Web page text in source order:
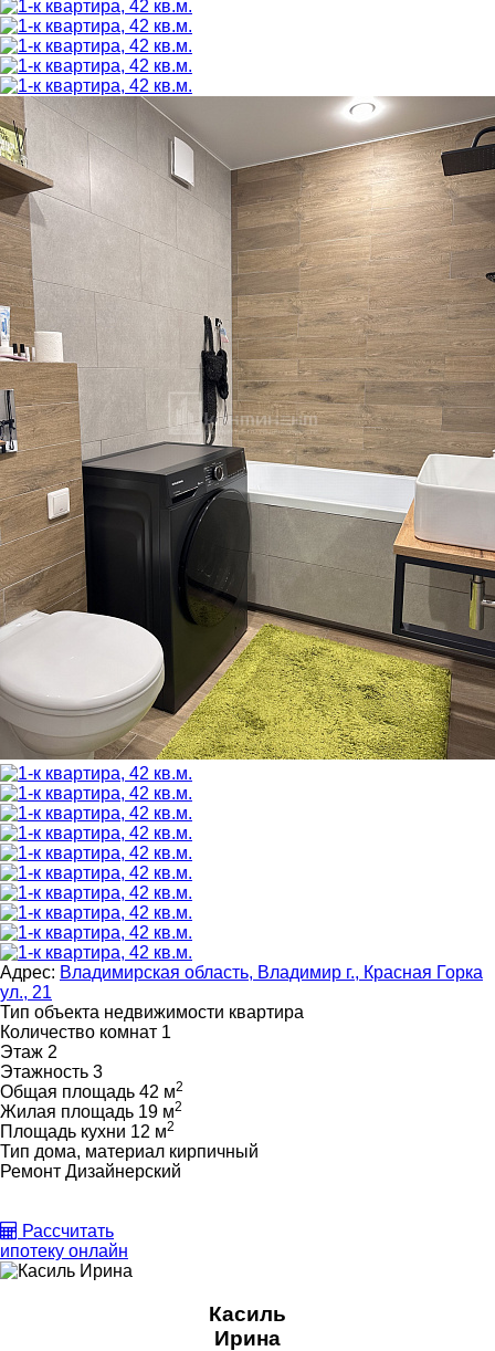
Адрес: Владимирская область, Владимир г., Красная Горка
ул., 21
Тип объекта недвижимости квартира
Количество комнат 1
Этаж 2
Этажность 3
Общая площадь 42 м2
Жилая площадь 19 м2
Площадь кухни 12 м2
Тип дома, материал кирпичный
Ремонт Дизайнерский
Рассчитать
ипотеку онлайн
Касиль
Ирина